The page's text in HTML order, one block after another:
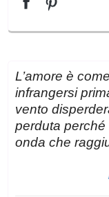
L’amore è
infrangersi
vento
perduta
onda che